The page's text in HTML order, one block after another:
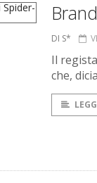
DI S*
Il
che,